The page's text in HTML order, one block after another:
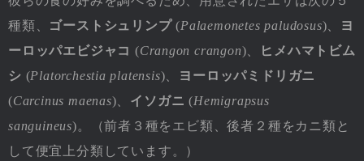
種類、 ゴーストシュリンプ(Palaemonetes paludosus)、
ヨ
ーロッパエビジャコ (Crangon crangon)、
ヒメハマトビム
シ (Platorchestia platensis)、
ヨーロッパミドリガニ
(Carcinus maenas)、 イソガニ (Hemigrapsus
sanguineus)。（前者３種をエビ類、後者２種をカニ類と
して便宜上分類しています。）